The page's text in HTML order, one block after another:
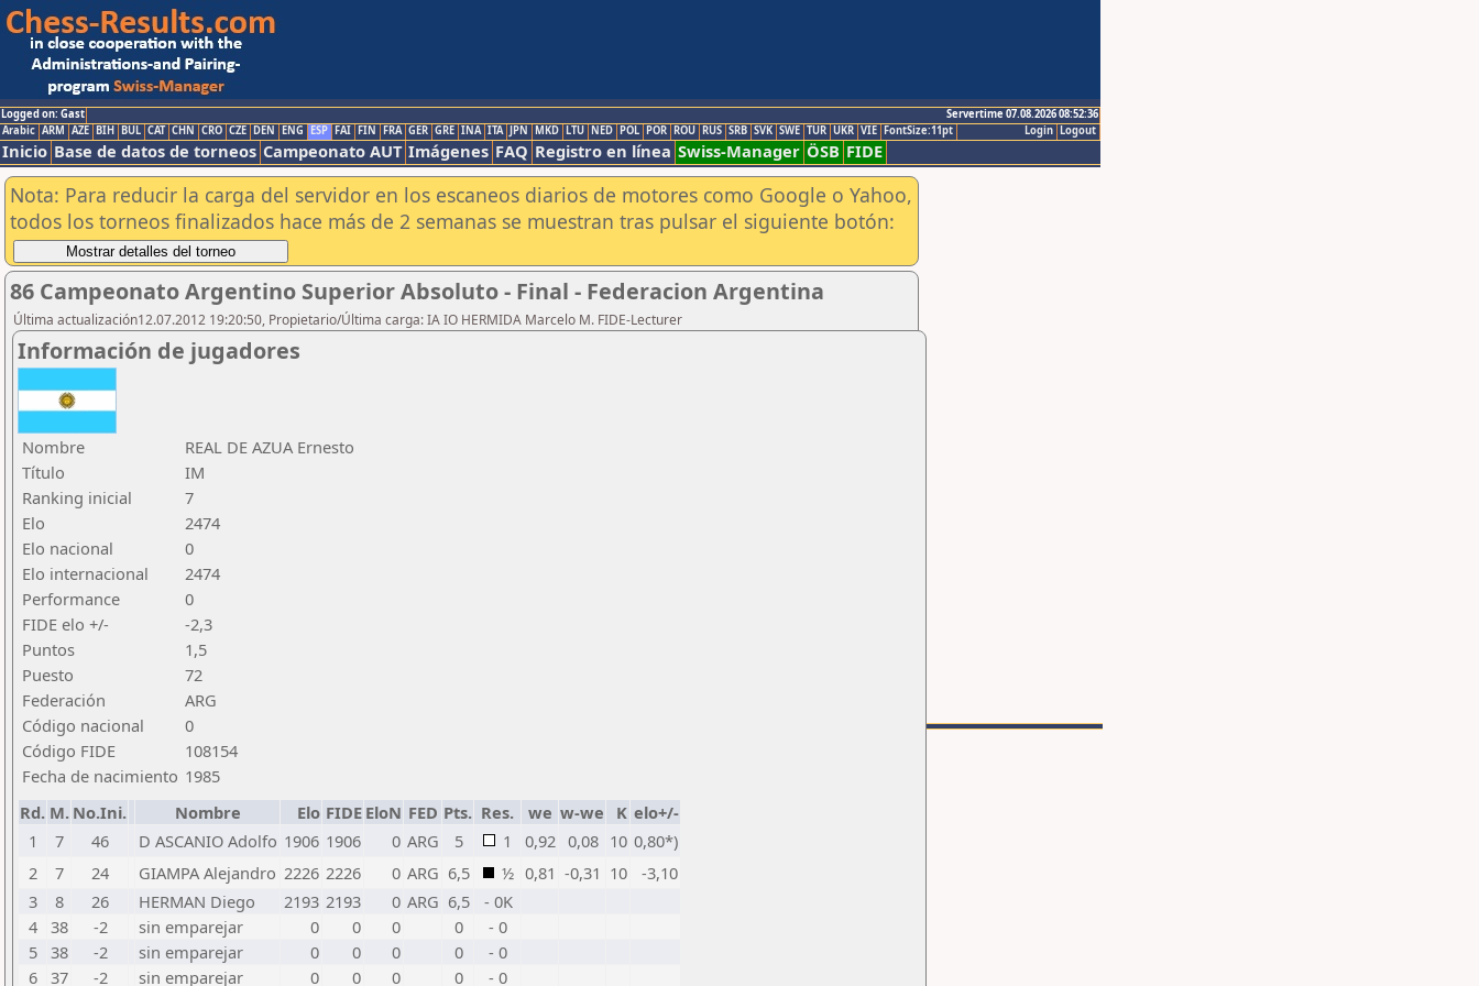
Logged on: Gast
Servertime 07.08.2026 08:52:36
Logout
Login
Arabic ARM AZE BIH BUL CAT CHN CRO CZE DEN ENG ESP FAI FIN FRA GER GRE INA ITA JPN MKD LTU NED POL POR ROU RUS SRB SVK SWE TUR UKR VIE FontSize:11pt
Inicio Base de datos de torneos Campeonato AUT Imágenes FAQ Registro en línea Swiss-Manager ÖSB FIDE
Nota: Para reducir la carga del servidor en los escaneos diarios de motores como Google o Yahoo,
todos los torneos finalizados hace más de 2 semanas se muestran tras pulsar el siguiente botón:
86 Campeonato Argentino Superior Absoluto - Final - Federacion Argentina
Última actualización12.07.2012 19:20:50, Propietario/Última carga: IA IO HERMIDA Marcelo M. FIDE-Lecturer
Información de jugadores
Nombre
REAL DE AZUA Ernesto
Título
IM
Ranking inicial
7
Elo
2474
Elo nacional
0
Elo internacional
2474
Performance
0
FIDE elo +/-
-2,3
Puntos
1,5
Puesto
72
Federación
ARG
Código nacional
0
Código FIDE
108154
Fecha de nacimiento 1985
Rd. M. No.Ini. Nombre Elo FIDE EloN FED Pts. Res. we w-we K elo+/-
1
7 46 D ASCANIO Adolfo 1906 1906 0 ARG 5 1 0,92 0,08 10 0,80*)
2
7 24 GIAMPA Alejandro 2226 2226 0 ARG 6,5 ½ 0,81 -0,31 10
-3,10
3
8 26 HERMAN Diego 2193 2193 0 ARG 6,5
- 0K
4 38 -2 sin emparejar 0 0 0 0
- 0
5 38 -2 sin emparejar 0 0 0 0
- 0
6 37 -2 sin emparejar 0 0 0 0 - 0